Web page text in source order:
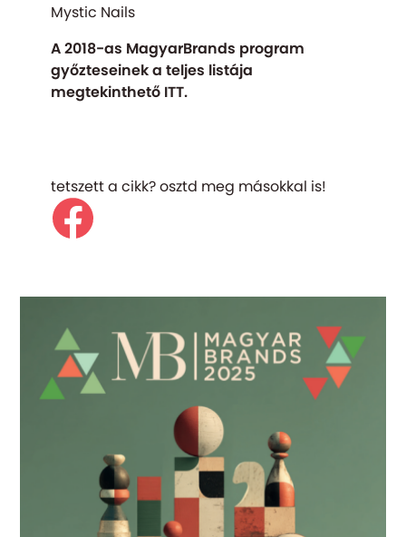
Mystic Nails
A 2018-as MagyarBrands program
győzteseinek a teljes listája
megtekinthető ITT.
tetszett a cikk? osztd meg másokkal is!